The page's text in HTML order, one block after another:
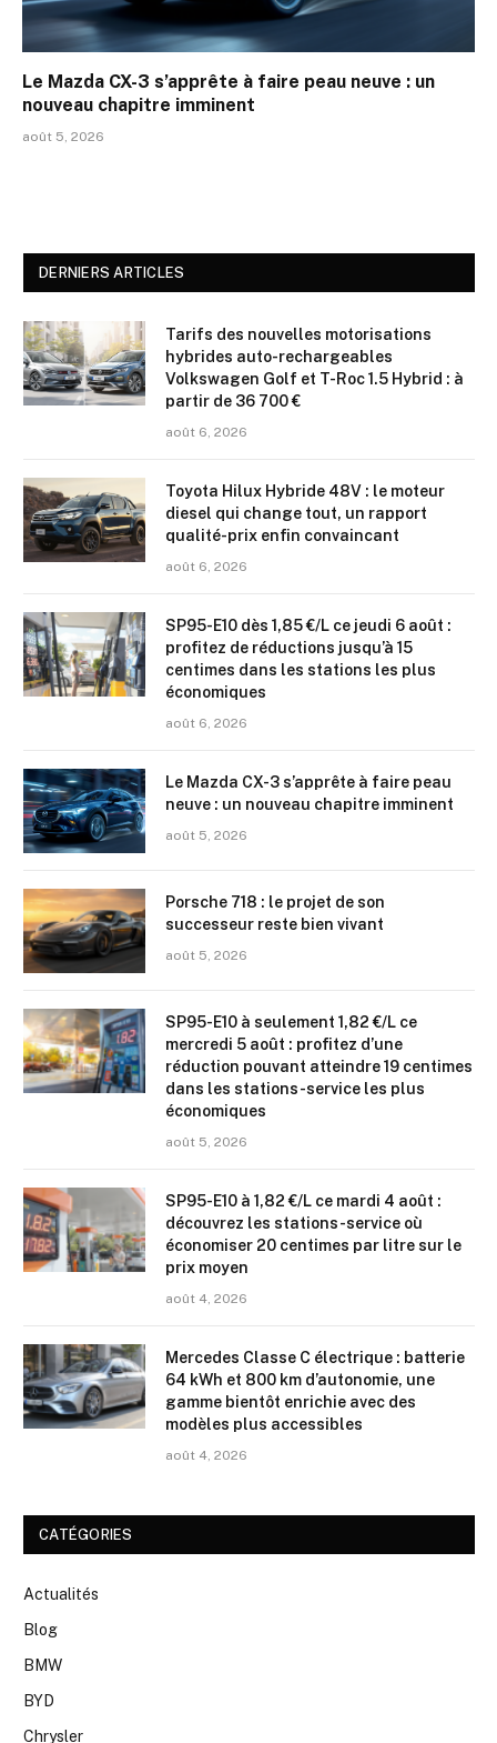
Le Mazda CX-3 s’apprête à faire peau neuve : un
nouveau chapitre imminent
août 5, 2026
DERNIERS ARTICLES
Tarifs des nouvelles motorisations
hybrides auto-rechargeables
Volkswagen Golf et T-Roc 1.5 Hybrid : à
partir de 36 700 €
août 6, 2026
Toyota Hilux Hybride 48V : le moteur
diesel qui change tout, un rapport
qualité-prix enfin convaincant
août 6, 2026
SP95-E10 dès 1,85 €/L ce jeudi 6 août :
profitez de réductions jusqu’à 15
centimes dans les stations les plus
économiques
août 6, 2026
Le Mazda CX-3 s’apprête à faire peau
neuve : un nouveau chapitre imminent
août 5, 2026
Porsche 718 : le projet de son
successeur reste bien vivant
août 5, 2026
SP95-E10 à seulement 1,82 €/L ce
mercredi 5 août : profitez d’une
réduction pouvant atteindre 19 centimes
dans les stations-service les plus
économiques
août 5, 2026
SP95-E10 à 1,82 €/L ce mardi 4 août :
découvrez les stations-service où
économiser 20 centimes par litre sur le
prix moyen
août 4, 2026
Mercedes Classe C électrique : batterie
64 kWh et 800 km d’autonomie, une
gamme bientôt enrichie avec des
modèles plus accessibles
août 4, 2026
CATÉGORIES
Actualités
Blog
BMW
BYD
Chrysler